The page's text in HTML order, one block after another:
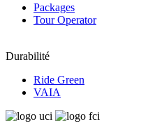
Packages
Tour Operator
Durabilité
Ride Green
VAIA